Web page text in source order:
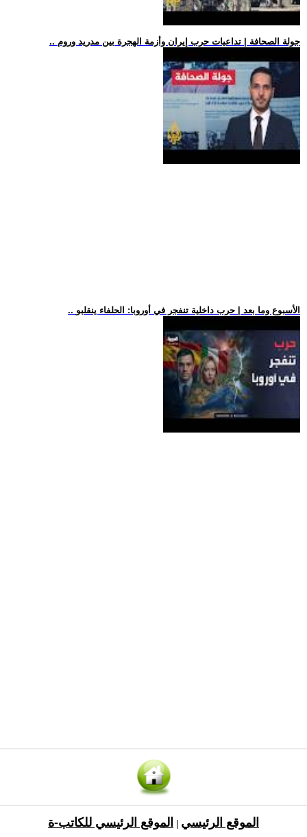
.. جولة الصحافة | تداعيات حرب إيران وأزمة الهجرة بين مدريد وروم
.. الأسبوع وما بعد | حرب داخلية تنفجر في أوروبا: الحلفاء ينقلبو
الموقع الرئيسي الموقع الرئيسي للكاتب-ة